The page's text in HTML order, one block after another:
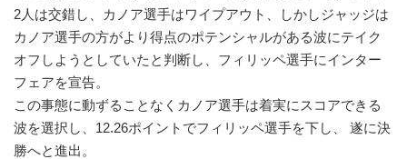
2人は交錯し、カノア選手はワイプアウト、しかしジャッジは
カノア選手の方がより得点のポテンシャルがある波にテイク
オフしようとしていたと判断し、フィリッペ選手にインター
フェアを宣告。
この事態に動ずることなくカノア選手は着実にスコアできる
波を選択し、12.26ポイントでフィリッペ選手を下し、 遂に決
勝へと進出。